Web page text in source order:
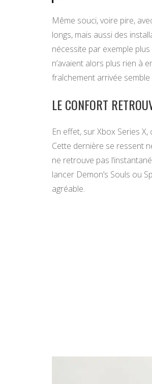
Même souci, voire pire,
longs, mais aussi des
nécessite par exemple
n’avaient alors plus rien à
fraîchement arrivée
LE CONFORT
En effet, sur Xbox Series
Cette dernière se ressent
ne retrouve pas
lancer Demon’s Souls ou
agréable.